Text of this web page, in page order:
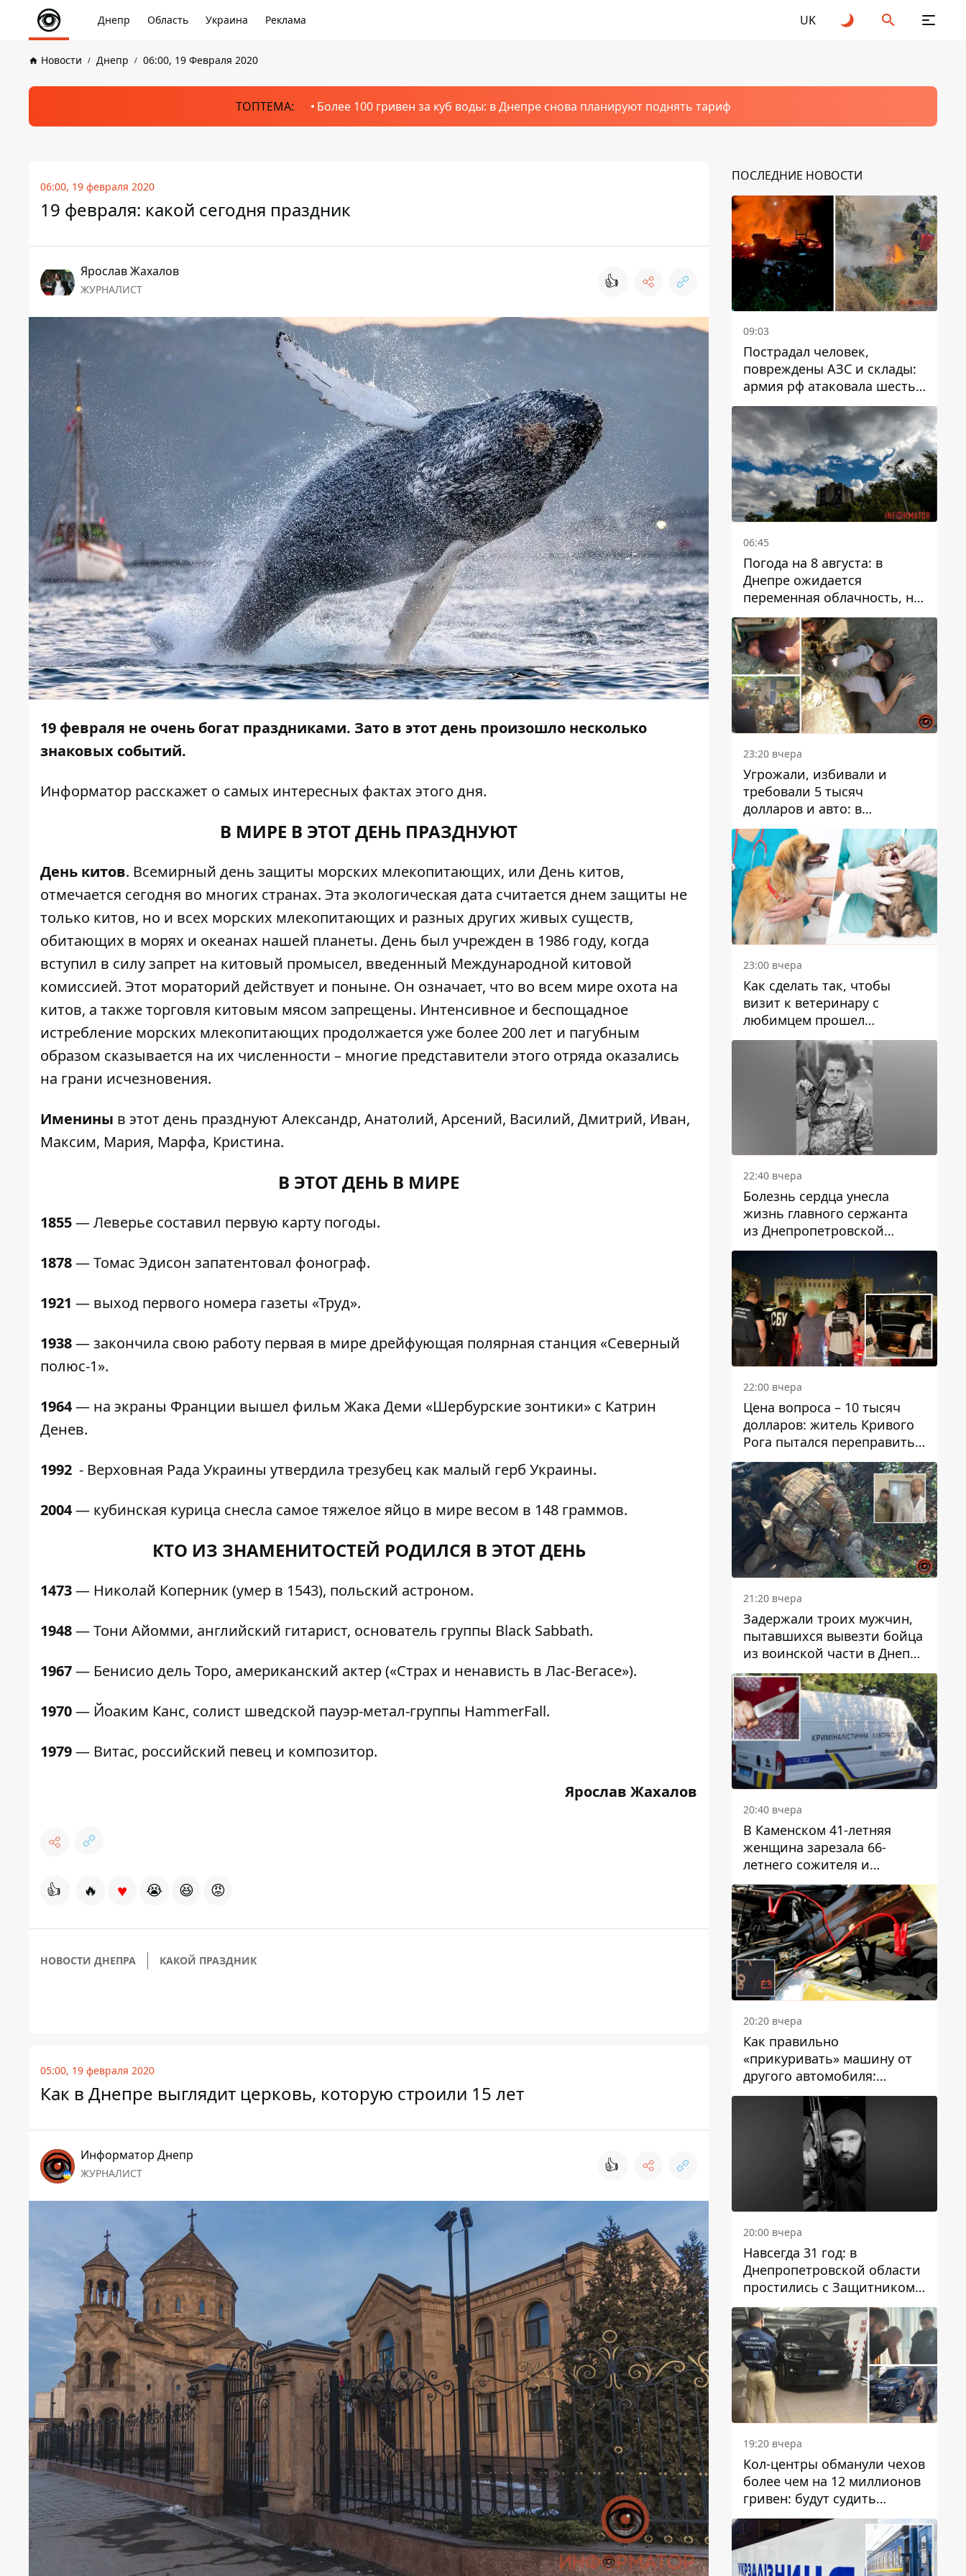
Днепр Область Украина Реклама UK
Новости Днепр 06:00, 19 Февраля 2020
ТОПТЕМА: Более 100 гривен за куб воды: в Днепре снова планируют поднять тариф
06:00, 19 февраля 2020
19 февраля: какой сегодня праздник
Ярослав Жахалов
ЖУРНАЛИСТ 👍
19 февраля не очень богат праздниками. Зато в этот день произошло несколько
знаковых событий.
Информатор расскажет о самых интересных фактах этого дня.
В МИРЕ В ЭТОТ ДЕНЬ ПРАЗДНУЮТ
День китов. Всемирный день защиты морских млекопитающих, или День китов,
отмечается сегодня во многих странах. Эта экологическая дата считается днем защиты не
только китов, но и всех морских млекопитающих и разных других живых существ,
обитающих в морях и океанах нашей планеты. День был учрежден в 1986 году, когда
вступил в силу запрет на китовый промысел, введенный Международной китовой
комиссией. Этот мораторий действует и поныне. Он означает, что во всем мире охота на
китов, а также торговля китовым мясом запрещены. Интенсивное и беспощадное
истребление морских млекопитающих продолжается уже более 200 лет и пагубным
образом сказывается на их численности – многие представители этого отряда оказались
на грани исчезновения.
Именины в этот день празднуют Александр, Анатолий, Арсений, Василий, Дмитрий, Иван,
Максим, Мария, Марфа, Кристина.
В ЭТОТ ДЕНЬ В МИРЕ
1855— Леверье составил первую карту погоды.
1878— Томас Эдисон запатентовал фонограф.
1921 — выход первого номера газеты «Труд».
1938— закончила свою работу первая в мире дрейфующая полярная станция «Северный
полюс-1».
1964— на экраны Франции вышел фильм Жака Деми «Шербурские зонтики» с Катрин
Денев.
1992 - Верховная Рада Украины утвердила трезубец как малый герб Украины.
2004— кубинская курица снесла самое тяжелое яйцо в мире весом в 148 граммов.
КТО ИЗ ЗНАМЕНИТОСТЕЙ РОДИЛСЯ В ЭТОТ ДЕНЬ
1473— Николай Коперник (умер в 1543), польский астроном.
1948— Тони Айомми, английский гитарист, основатель группы Black Sabbath.
1967— Бенисио дель Торо, американский актер («Страх и ненависть в Лас-Вегасе»).
1970— Йоаким Канс, солист шведской пауэр-метал-группы HammerFall.
1979— Витас, российский певец и композитор.
Ярослав Жахалов
👍 🔥 ♥ 😭 😆 😡
НОВОСТИ ДНЕПРА КАКОЙ ПРАЗДНИК
05:00, 19 февраля 2020
Как в Днепре выглядит церковь, которую строили 15 лет
Информатор Днепр
ЖУРНАЛИСТ 👍
ПОСЛЕДНИЕ НОВОСТИ
09:03
Пострадал человек,
повреждены АЗС и склады:
армия рф атаковала шесть
районов Днепропетровской
области
06:45
Погода на 8 августа: в
Днепре ожидается
переменная облачность, но
может пойти дождь
23:20 вчера
Угрожали, избивали и
требовали 5 тысяч
долларов и авто: в
Павлограде задержали двух
мужчин
23:00 вчера
Как сделать так, чтобы
визит к ветеринару с
любимцем прошел
спокойно: простые советы
22:40 вчера
Болезнь сердца унесла
жизнь главного сержанта
из Днепропетровской
области Юрия Свистуна
22:00 вчера
Цена вопроса – 10 тысяч
долларов: житель Кривого
Рога пытался переправить
мужчину в Словакию
21:20 вчера
Задержали троих мужчин,
пытавшихся вывезти бойца
из воинской части в Днепр
за 7 тысяч долларов: среди
них был врач
20:40 вчера
В Каменском 41-летняя
женщина зарезала 66-
летнего сожителя и
пыталась обмануть
полицейских
20:20 вчера
Как правильно
«прикуривать» машину от
другого автомобиля:
инструкция для водителей
20:00 вчера
Навсегда 31 год: в
Днепропетровской области
простились с Защитником
Александром Репиным
19:20 вчера
Кол-центры обманули чехов
более чем на 12 миллионов
гривен: будут судить
днепрянина,
организовавшего
транснациональную
преступную организацию